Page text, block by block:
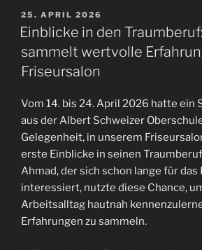
VERÖFFENTLICHT
AM
25. APRIL 2026
Einblicke in den
sammelt wertvolle
Friseursalon
Vom 14. bis 24. April 2026 hatte ein
aus der Albert Schweizer
Gelegenheit, in unserem
erste Einblicke in seinen
Ahmad, der sich schon lange für
interessiert, nutzte diese Chance,
Arbeitsalltag hautnah
Erfahrungen zu sammeln.